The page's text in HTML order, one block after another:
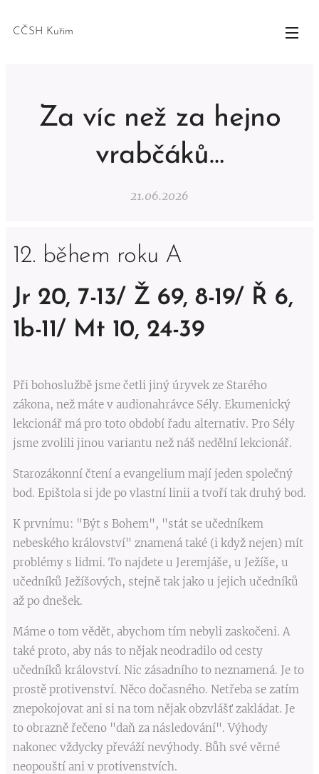
CČSH Kuřim
Za víc než za hejno
vrabčáků…
21.06.2026
12. během roku A
Jr 20, 7-13/ Ž 69, 8-19/ Ř 6,
1b-11/ Mt 10, 24-39
Při bohoslužbě jsme četli jiný úryvek ze Starého
zákona, než máte v audionahrávce Sély. Ekumenický
lekcionář má pro toto období řadu alternativ. Pro Sély
jsme zvolili jinou variantu než náš nedělní lekcionář.
Starozákonní čtení a evangelium mají jeden společný
bod. Epištola si jde po vlastní linii a tvoří tak druhý bod.
K prvnímu: "Být s Bohem", "stát se učedníkem
nebeského království" znamená také (i když nejen) mít
problémy s lidmi. To najdete u Jeremjáše, u Ježíše, u
učedníků Ježíšových, stejně tak jako u jejich učedníků
až po dnešek.
Máme o tom vědět, abychom tím nebyli zaskočeni. A
také proto, aby nás to nějak neodradilo od cesty
učedníků království. Nic zásadního to neznamená. Je to
prostě protivenství. Něco dočasného. Netřeba se zatím
znepokojovat ani si na tom nějak obzvlášť zakládat. Je
to obrazně řečeno "daň za následování". Výhody
nakonec vždycky převáží nevýhody. Bůh své věrné
neopouští ani v protivenstvích.